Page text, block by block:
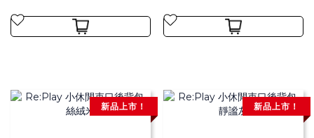
新品上市！ 新品上市！